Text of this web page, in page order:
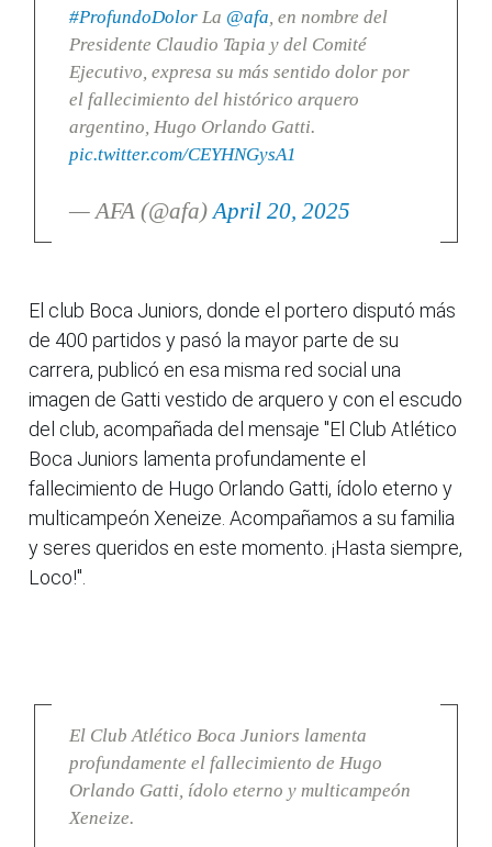
#ProfundoDolorLa @afa , en nombre del
Presidente Claudio Tapia y del Comité
Ejecutivo, expresa su más sentido dolor por
el fallecimiento del histórico arquero
argentino, Hugo Orlando Gatti.
pic.twitter.com/CEYHNGysA1
— AFA (@afa) April 20, 2025
El club Boca Juniors, donde el portero disputó más
de 400 partidos y pasó la mayor parte de su
carrera, publicó en esa misma red social una
imagen de Gatti vestido de arquero y con el escudo
del club, acompañada del mensaje "El Club Atlético
Boca Juniors lamenta profundamente el
fallecimiento de Hugo Orlando Gatti, ídolo eterno y
multicampeón Xeneize. Acompañamos a su familia
y seres queridos en este momento. ¡Hasta siempre,
Loco!".
El Club Atlético Boca Juniors lamenta
profundamente el fallecimiento de Hugo
Orlando Gatti, ídolo eterno y multicampeón
Xeneize.